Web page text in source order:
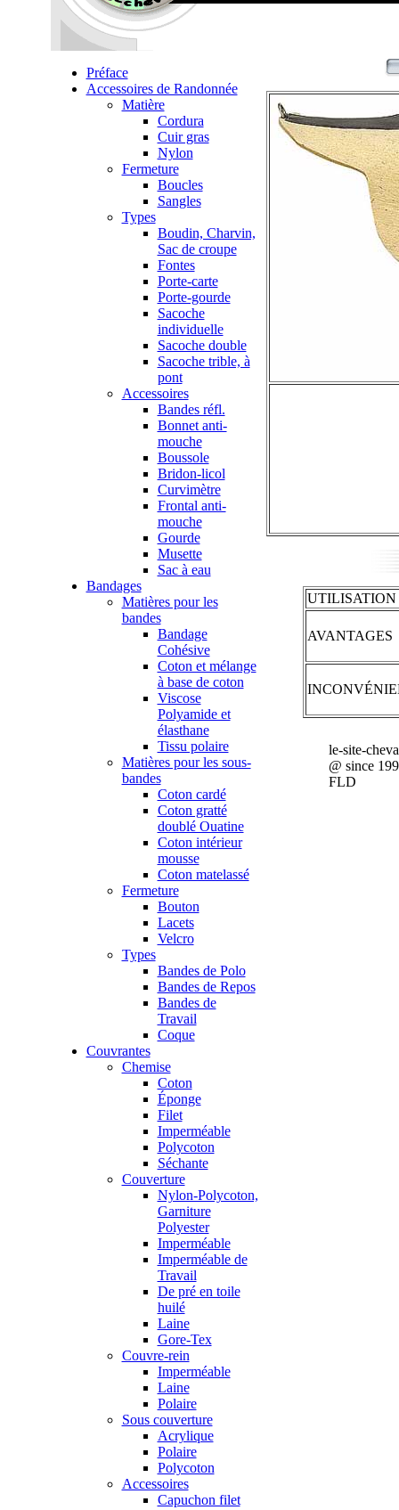
Préface
Accessoires de Randonnée
Matière
Cordura
Cuir gras
Nylon
Fermeture
Boucles
Sangles
Types
Boudin, Charvin,
Sac de croupe
Fontes
Porte-carte
Porte-gourde
Sacoche
individuelle
Sacoche double
Sacoche trible, à
pont
Accessoires
Bandes réfl.
Bonnet anti-
mouche
Boussole
Bridon-licol
Curvimètre
Frontal anti-
mouche
Gourde
Musette
Sac à eau
Bandages
Matières pour les
bandes
Bandage
Cohésive
Coton et mélange
à base de coton
Viscose
Polyamide et
élasthane
Tissu polaire
Matières pour les sous-
bandes
Coton cardé
Coton gratté
doublé Ouatine
Coton intérieur
mousse
Coton matelassé
Fermeture
Bouton
Lacets
Velcro
Types
Bandes de Polo
Bandes de Repos
Bandes de
Travail
Coque
Couvrantes
Chemise
Coton
Éponge
Filet
Imperméable
Polycoton
Séchante
Couverture
Nylon-Polycoton,
Garniture
Polyester
Imperméable
Imperméable de
Travail
De pré en toile
huilé
Laine
Gore-Tex
Couvre-rein
Imperméable
Laine
Polaire
Sous couverture
Acrylique
Polaire
Polycoton
Accessoires
Capuchon filet
UTILISATION
AVANTAGES
le-site-
@ since
FLD